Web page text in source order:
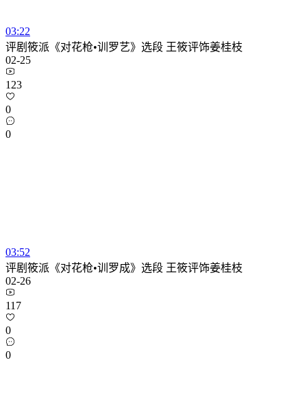
03:22
评剧筱派《对花枪•训罗艺》选段 王筱评饰姜桂枝
02-25
123
0
0
03:52
评剧筱派《对花枪•训罗成》选段 王筱评饰姜桂枝
02-26
117
0
0